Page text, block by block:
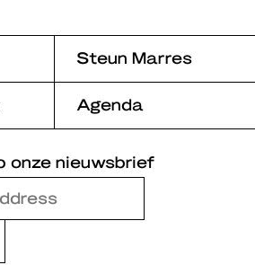
Steun Marres
Agenda
onze nieuwsbrief